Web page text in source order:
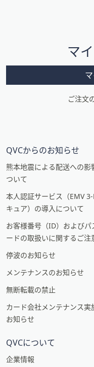
ン
マ
ご注文
QVCからのお知らせ
熊本地震による配送への影
ついて
本人認証サービス（EMV
キュア）の導入について
お客様番号（ID）およびパ
ードの取扱いに関するご注
停波のお知らせ
メンテナンスのお知らせ
無断転載の禁止
カード会社メンテナンス実
お知らせ
QVCについて
企業情報